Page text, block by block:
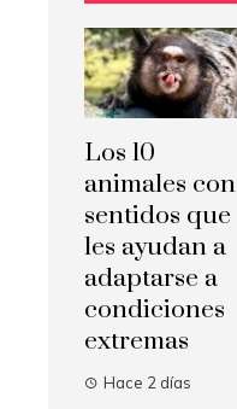
Los 10
animales con
sentidos que
les ayudan a
adaptarse a
condiciones
extremas
Hace 2 días